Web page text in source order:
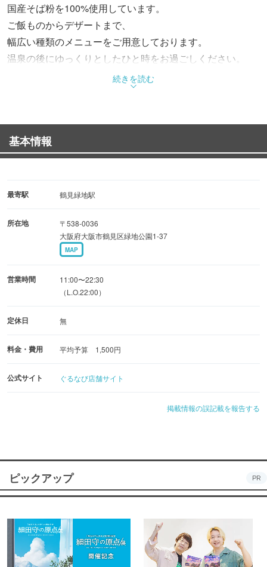
国産そば粉を100%使用しています。
ご飯ものからデザートまで、
幅広い種類のメニューをご用意しております。
温泉の後にゆっくりとしたひと時をお過ごしください。
続きを読む
基本情報
最寄駅 鶴見緑地駅
所在地
〒538-0036
大阪府大阪市鶴見区緑地公園1-37
MAP
営業時間
11:00〜22:30
（L.O.22:00）
定休日 無
料金・費用 平均予算 1,500円
公式サイト ぐるなび店舗サイト
掲載情報の誤記載を報告する
ピックアップ PR